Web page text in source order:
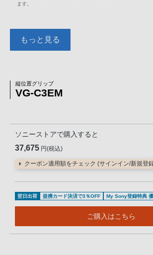
ます。
もっと見る
縦位置グリップ
VG-C3EM
ソニーストアで購入すると
37,675 円(税込)
クーポン適用額をチェック (サインイン/新規登
翌日出荷 提携カード決済で3％OFF My Sony登録特典
ご購入はこちら